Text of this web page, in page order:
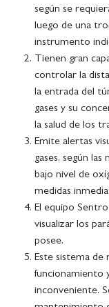
según se
luego de una
instrumento
Tienen gran
controlar la
la entrada del
gases y su
la salud de los
Emite alertas
gases, según
bajo nivel de
medidas
El equipo
visualizar los
posee.
Este sistema de
funcionamiento
inconveniente.